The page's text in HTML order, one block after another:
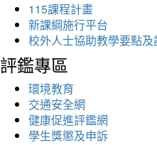
115課程計畫
新課綱施行平台
校外人士協助教學要點及
評鑑專區
環境教育
交通安全網
健康促進評鑑網
學生獎懲及申訴